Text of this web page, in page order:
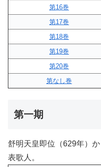
第16巻
第17巻
第18巻
第19巻
第20巻
第なし巻
第一期
舒明天皇即位（629年）
表歌人。